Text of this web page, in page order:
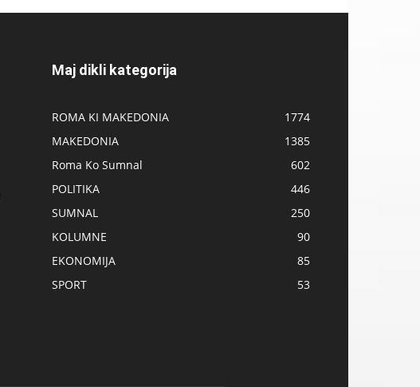
Maj dikli kategorija
ROMA KI MAKEDONIA
1774
MAKEDONIA
1385
Roma Ko Sumnal
602
POLITIKA
446
SUMNAL
250
KOLUMNE
90
EKONOMIJA
85
SPORT
53